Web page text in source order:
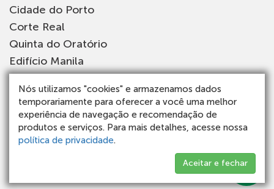
Cidade do Porto
Corte Real
Quinta do Oratório
Edifício Manila
Estádio da Luz
Edifício Funchal
Todos os direitos reservados - Recon Engenharia
Nós utilizamos "cookies" e armazenamos dados
temporariamente para oferecer a você uma melhor
experiência de navegação e recomendação de
produtos e serviços. Para mais detalhes, acesse nossa
política de privacidade.
Aceitar e fechar